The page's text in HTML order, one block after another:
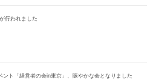
行われました
ント「経営者の会in東京」、賑やかな会となりました